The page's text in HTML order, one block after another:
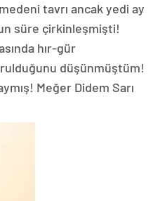
tavrı ancak yedi ay
süre çirkinleşmişti!
hır-gür
düşünmüştüm!
Meğer Didem Sarı